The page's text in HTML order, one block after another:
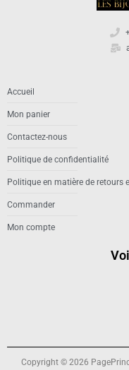
Accueil
Mon panier
Contactez-nous
Politique de confidentialité
Politique en matière de retours
Commander
Mon compte
Copyright © 2026